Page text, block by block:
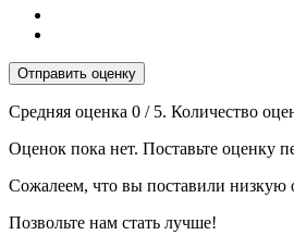
Отправить оценку
Средняя оценка 0 / 5. Количество
Оценок пока нет. Поставьте оценку
Сожалеем, что вы поставили низкую
Позвольте нам стать лучше!